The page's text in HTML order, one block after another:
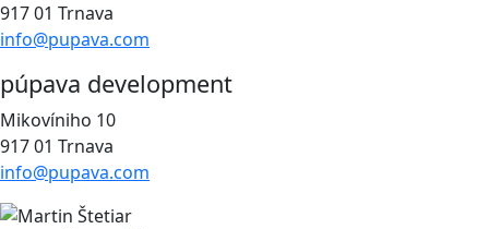
917 01 Trnava
info@pupava.com
púpava development
Mikovíniho 10
917 01 Trnava
info@pupava.com